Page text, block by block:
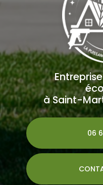
à Saint-
06